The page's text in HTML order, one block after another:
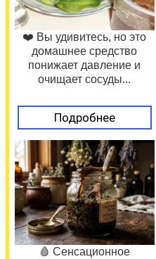
❤️ Вы удивитесь, но это
домашнее средство
понижает давление и
очищает сосуды...
Подробнее
🩸 Сенсационное